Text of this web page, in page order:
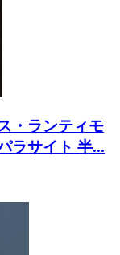
・ランティモ
ラサイト 半...